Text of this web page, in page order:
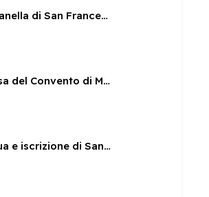
Fontanella di San Francesco
Chiesa del Convento di Monteluco
Statua e iscrizione di San Brizio in San Pietro